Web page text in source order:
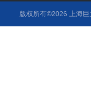
版权所有©2026 上海